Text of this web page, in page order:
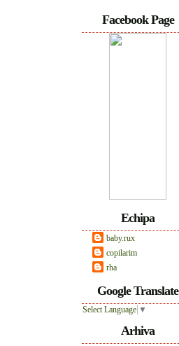
Facebook Page
Echipa
baby.rux
copilarim
rha
Google Translate
Select Language ▼
Arhiva